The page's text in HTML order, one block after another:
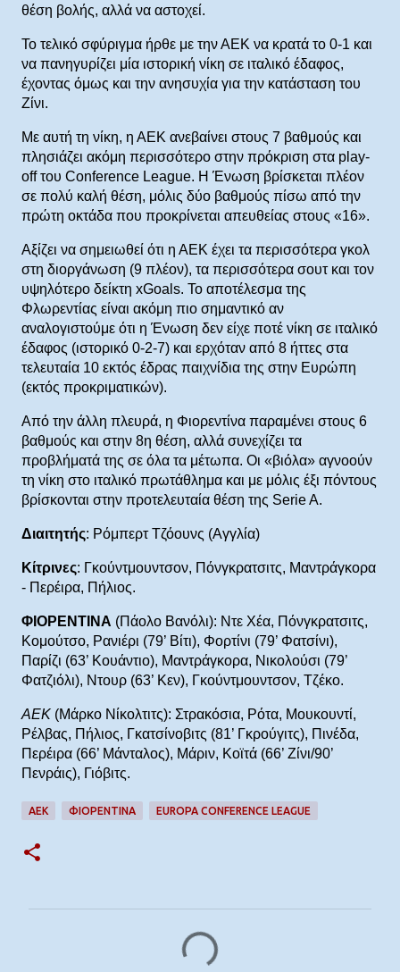
θέση βολής, αλλά να αστοχεί.
Το τελικό σφύριγμα ήρθε με την ΑΕΚ να κρατά το 0-1 και
να πανηγυρίζει μία ιστορική νίκη σε ιταλικό έδαφος,
έχοντας όμως και την ανησυχία για την κατάσταση του
Ζίνι.
Με αυτή τη νίκη, η ΑΕΚ ανεβαίνει στους 7 βαθμούς και
πλησιάζει ακόμη περισσότερο στην πρόκριση στα play-
off του Conference League. Η Ένωση βρίσκεται πλέον
σε πολύ καλή θέση, μόλις δύο βαθμούς πίσω από την
πρώτη οκτάδα που προκρίνεται απευθείας στους «16».
Αξίζει να σημειωθεί ότι η ΑΕΚ έχει τα περισσότερα γκολ
στη διοργάνωση (9 πλέον), τα περισσότερα σουτ και τον
υψηλότερο δείκτη xGoals. Το αποτέλεσμα της
Φλωρεντίας είναι ακόμη πιο σημαντικό αν
αναλογιστούμε ότι η Ένωση δεν είχε ποτέ νίκη σε ιταλικό
έδαφος (ιστορικό 0-2-7) και ερχόταν από 8 ήττες στα
τελευταία 10 εκτός έδρας παιχνίδια της στην Ευρώπη
(εκτός προκριματικών).
Από την άλλη πλευρά, η Φιορεντίνα παραμένει στους 6
βαθμούς και στην 8η θέση, αλλά συνεχίζει τα
προβλήματά της σε όλα τα μέτωπα. Οι «βιόλα» αγνοούν
τη νίκη στο ιταλικό πρωτάθλημα και με μόλις έξι πόντους
βρίσκονται στην προτελευταία θέση της Serie A.
Διαιτητής: Ρόμπερτ Τζόουνς (Αγγλία)
Κίτρινες: Γκούντμουντσον, Πόνγκρατσιτς, Μαντράγκορα
- Περέιρα, Πήλιος.
ΦΙΟΡΕΝΤΙΝΑ (Πάολο Βανόλι): Ντε Χέα, Πόνγκρατσιτς,
Κομούτσο, Ρανιέρι (79’ Βίτι), Φορτίνι (79’ Φατσίνι),
Παρίζι (63’ Κουάντιο), Μαντράγκορα, Νικολούσι (79’
Φατζιόλι), Ντουρ (63’ Κεν), Γκούντμουντσον, Τζέκο.
ΑΕΚ (Μάρκο Νίκολτιτς): Στρακόσια, Ρότα, Μουκουντί,
Ρέλβας, Πήλιος, Γκατσίνοβιτς (81’ Γκρούγιτς), Πινέδα,
Περέιρα (66’ Μάνταλος), Μάριν, Κοϊτά (66’ Ζίνι/90’
Πενράις), Γιόβιτς.
ΑΕΚ ΦΙΟΡΕΝΤΙΝΑ EUROPA CONFERENCE LEAGUE